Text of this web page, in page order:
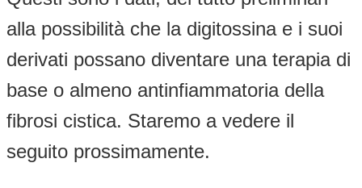
alla possibilità che la digitossina e i suoi
derivati possano diventare una terapia di
base o almeno antinfiammatoria della
fibrosi cistica. Staremo a vedere il
seguito prossimamente.